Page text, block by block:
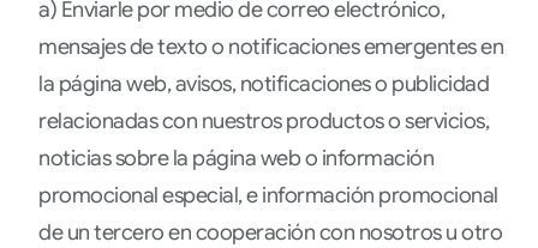
a) Enviarle por medio de correo electrónico,
mensajes de texto o notificaciones emergentes en
la página web, avisos, notificaciones o publicidad
relacionadas con nuestros productos o servicios,
noticias sobre la página web o información
promocional especial, e información promocional
de un tercero en cooperación con nosotros u otro